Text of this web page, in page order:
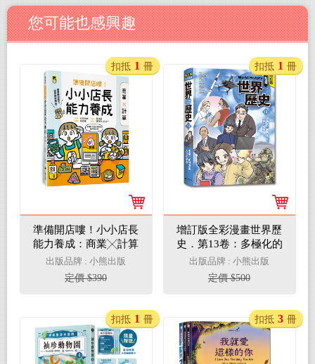
您可能也感興趣
準備開店嘍！小小店長
能力養成：商業╳計算
（日本設計振興會優良
設計獎優良教材）
出版品牌 : 小熊出版
定價 $390
扣抵 1 冊
增訂版全彩漫畫世界歷
史．第13卷：多極化的
世界與人類的未來
出版品牌 : 小熊出版
定價 $500
扣抵 1 冊
扣抵 1 冊 扣抵 3 冊